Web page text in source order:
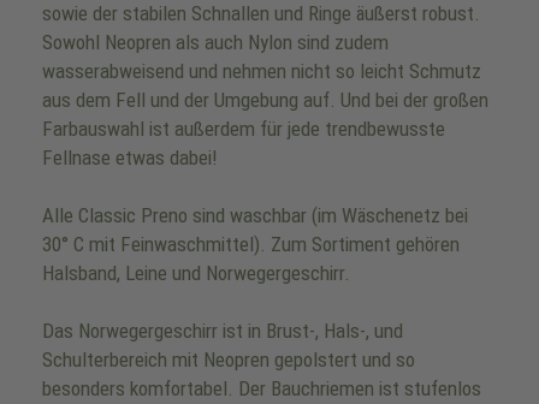
sowie der stabilen Schnallen und Ringe äußerst robust.
Sowohl Neopren als auch Nylon sind zudem
wasserabweisend und nehmen nicht so leicht Schmutz
aus dem Fell und der Umgebung auf. Und bei der großen
Farbauswahl ist außerdem für jede trendbewusste
Fellnase etwas dabei!
Alle Classic Preno sind waschbar (im Wäschenetz bei
30° C mit Feinwaschmittel). Zum Sortiment gehören
Halsband, Leine und Norwegergeschirr.
Das Norwegergeschirr ist in Brust-, Hals-, und
Schulterbereich mit Neopren gepolstert und so
besonders komfortabel. Der Bauchriemen ist stufenlos